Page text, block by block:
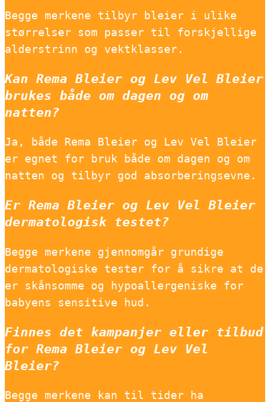
Begge merkene tilbyr bleier i ulike
størrelser som passer til forskjellige
alderstrinn og vektklasser.
Kan Rema Bleier og Lev Vel Bleier
brukes både om dagen og om
natten?
Ja, både Rema Bleier og Lev Vel Bleier
er egnet for bruk både om dagen og om
natten og tilbyr god absorberingsevne.
Er Rema Bleier og Lev Vel Bleier
dermatologisk testet?
Begge merkene gjennomgår grundige
dermatologiske tester for å sikre at de
er skånsomme og hypoallergeniske for
babyens sensitive hud.
Finnes det kampanjer eller tilbud
for Rema Bleier og Lev Vel
Bleier?
Begge merkene kan til tider ha